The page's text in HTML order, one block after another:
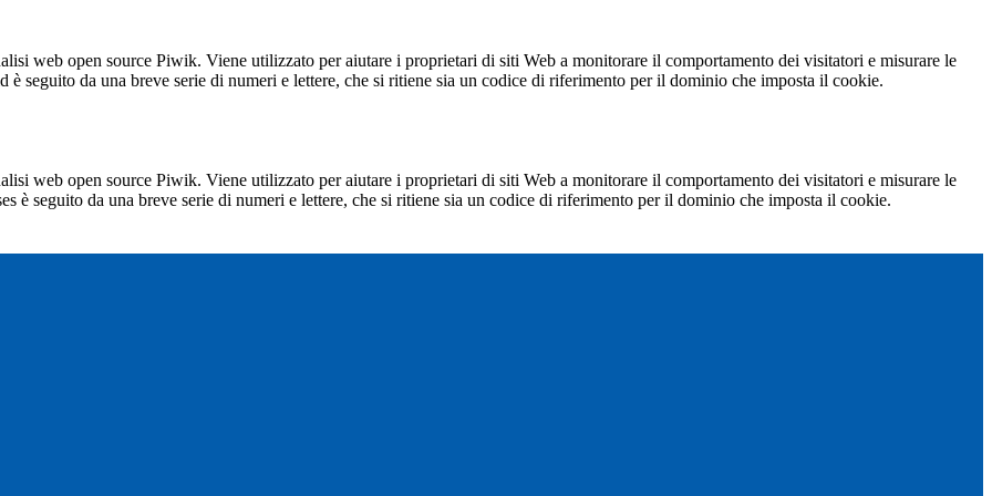
web open source Piwik. Viene utilizzato per aiutare i proprietari di siti Web a monitorare il comportamento dei visitatori e misurare le
seguito da una breve serie di numeri e lettere, che si ritiene sia un codice di riferimento per il dominio che imposta il cookie.
web open source Piwik. Viene utilizzato per aiutare i proprietari di siti Web a monitorare il comportamento dei visitatori e misurare le
è seguito da una breve serie di numeri e lettere, che si ritiene sia un codice di riferimento per il dominio che imposta il cookie.